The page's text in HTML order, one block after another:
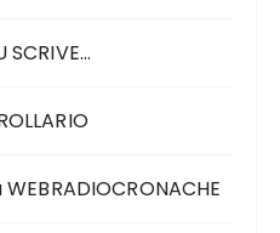
SCRIVE…
WEBRADIOCRONACHE